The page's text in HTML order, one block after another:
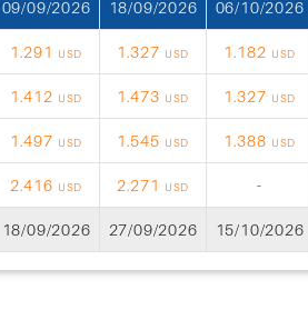
09/09/2026 18/09/2026 06/10/2026
1.291 USD 1.327 USD 1.182 USD
1.412 USD 1.473 USD 1.327 USD
1.497 USD 1.545 USD 1.388 USD
2.416 USD 2.271 USD -
18/09/2026 27/09/2026 15/10/2026